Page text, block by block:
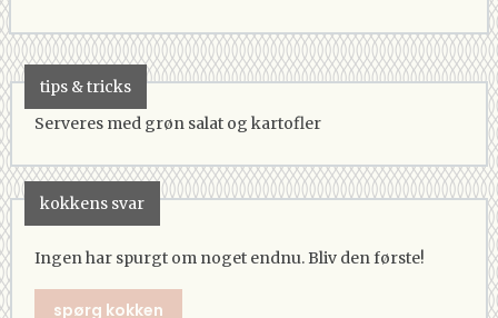
tips & tricks
Serveres med grøn salat og kartofler
kokkens svar
Ingen har spurgt om noget endnu. Bliv den første!
spørg kokken